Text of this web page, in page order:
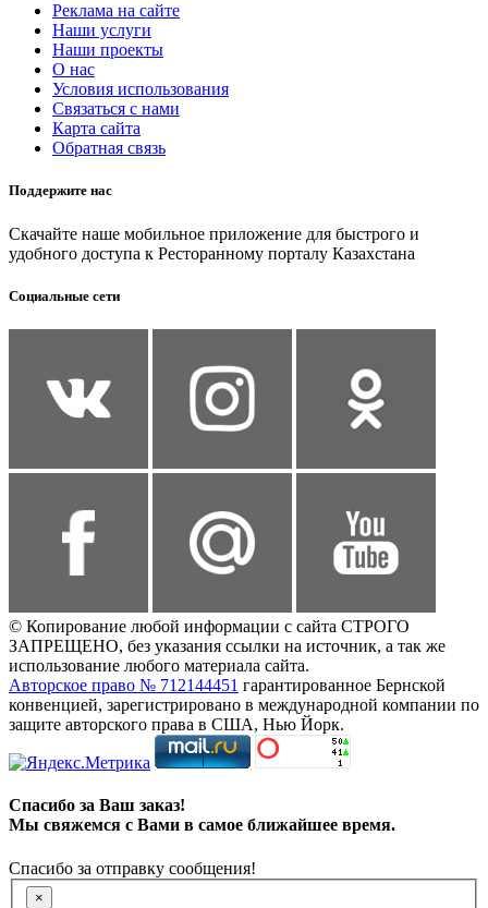
Реклама на сайте
Наши услуги
Наши проекты
О нас
Условия использования
Связаться с нами
Карта сайта
Обратная связь
Поддержите нас
Скачайте наше мобильное приложение для быстрого и
удобного доступа к Ресторанному порталу Казахстана
Социальные сети
© Копирование любой информации с сайта СТРОГО
ЗАПРЕЩЕНО, без указания ссылки на источник, а так же
использование любого материала сайта.
Авторское право № 712144451 гарантированное Бернской
конвенцией, зарегистрировано в международной компании по
защите авторского права в США, Нью Йорк.
Спасибо за Ваш заказ!
Мы свяжемся с Вами в самое ближайшее время.
Спасибо за отправку сообщения!
×